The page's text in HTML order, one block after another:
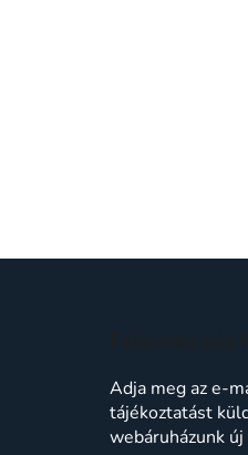
Adja meg az e-
tájékoztatást
webáruházunk